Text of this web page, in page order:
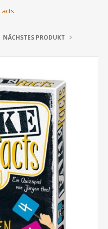
NÄCHSTES PRODUKT